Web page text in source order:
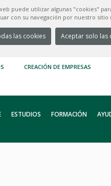
puede utilizar algunas "cookies"
con su navegación por nuestro
las cookies Aceptar solo las
CREACIÓN DE EMPRESAS
ESTUDIOS FORMACIÓN